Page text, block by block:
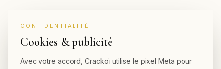
CONFIDENTIALITÉ
Cookies & publicité
Avec votre accord, Crackoï utilise le pixel Meta pour